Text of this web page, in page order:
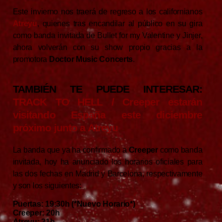
Este invierno nos traerá de regreso a los californianos
Atreyu, quienes tras encandilar al público en su gira
como banda invitada de Bullet for my Valentine y Jinjer,
ahora volverán con su show propio gracias a la
promotora Doctor Music Concerts.
TAMBIÉN TE PUEDE INTERESAR:
TRACK TO HELL / Creeper estarán
visitando España este diciembre
próximo junto a Atreyu
La banda que ya ha confirmado a Creepercomo banda
invitada, hoy ha anunciado los horarios oficiales para
las dos fechas en Madrid y Barcelona, respectivamente
y son los siguientes:
Puertas: 19:30h (*Nuevo Horario*)
Creeper: 20h